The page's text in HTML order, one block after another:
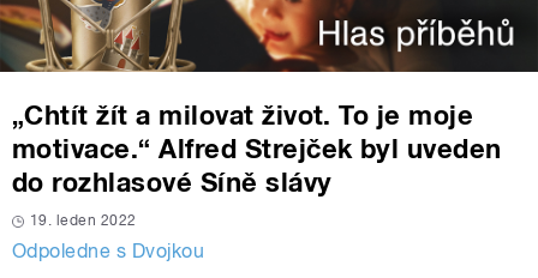
„Chtít žít a milovat život. To je moje
motivace.“ Alfred Strejček byl uveden
do rozhlasové Síně slávy
19. leden 2022
Odpoledne s Dvojkou